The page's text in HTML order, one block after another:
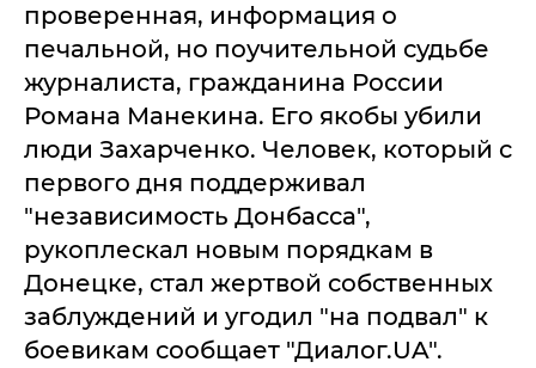
проверенная, информация о
печальной, но поучительной судьбе
журналиста, гражданина России
Романа Манекина. Его якобы убили
люди Захарченко. Человек, который с
первого дня поддерживал
"независимость Донбасса",
рукоплескал новым порядкам в
Донецке, стал жертвой собственных
заблуждений и угодил "на подвал" к
боевикам сообщает "Диалог.UA".